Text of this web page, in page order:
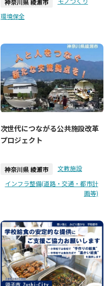
神奈川県 綾瀬市
環境保全
次世代につながる公共施設改革
プロジェクト
神奈川県 綾瀬市
文教施設
インフラ整備(道路・交通・都市計
画等)